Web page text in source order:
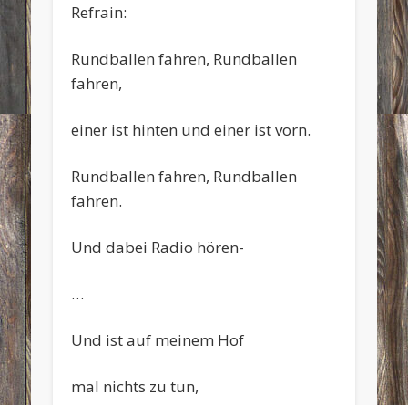
Refrain:
Rundballen fahren, Rundballen
fahren,
einer ist hinten und einer ist vorn.
Rundballen fahren, Rundballen
fahren.
Und dabei Radio hören-
…
Und ist auf meinem Hof
mal nichts zu tun,